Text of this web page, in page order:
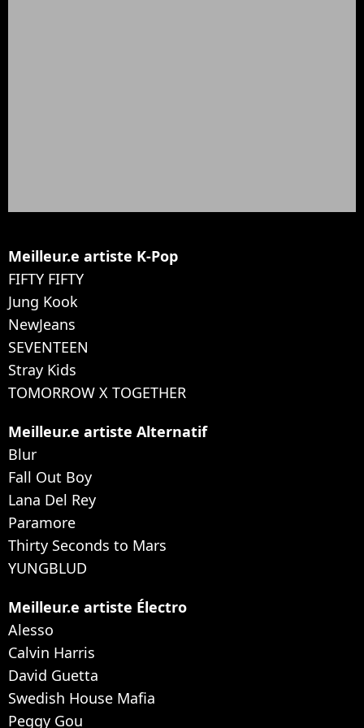
Meilleur.e artiste K-Pop
FIFTY FIFTY
Jung Kook
NewJeans
SEVENTEEN
Stray Kids
TOMORROW X TOGETHER
Meilleur.e artiste Alternatif
Blur
Fall Out Boy
Lana Del Rey
Paramore
Thirty Seconds to Mars
YUNGBLUD
Meilleur.e artiste Électro
Alesso
Calvin Harris
David Guetta
Swedish House Mafia
Peggy Gou